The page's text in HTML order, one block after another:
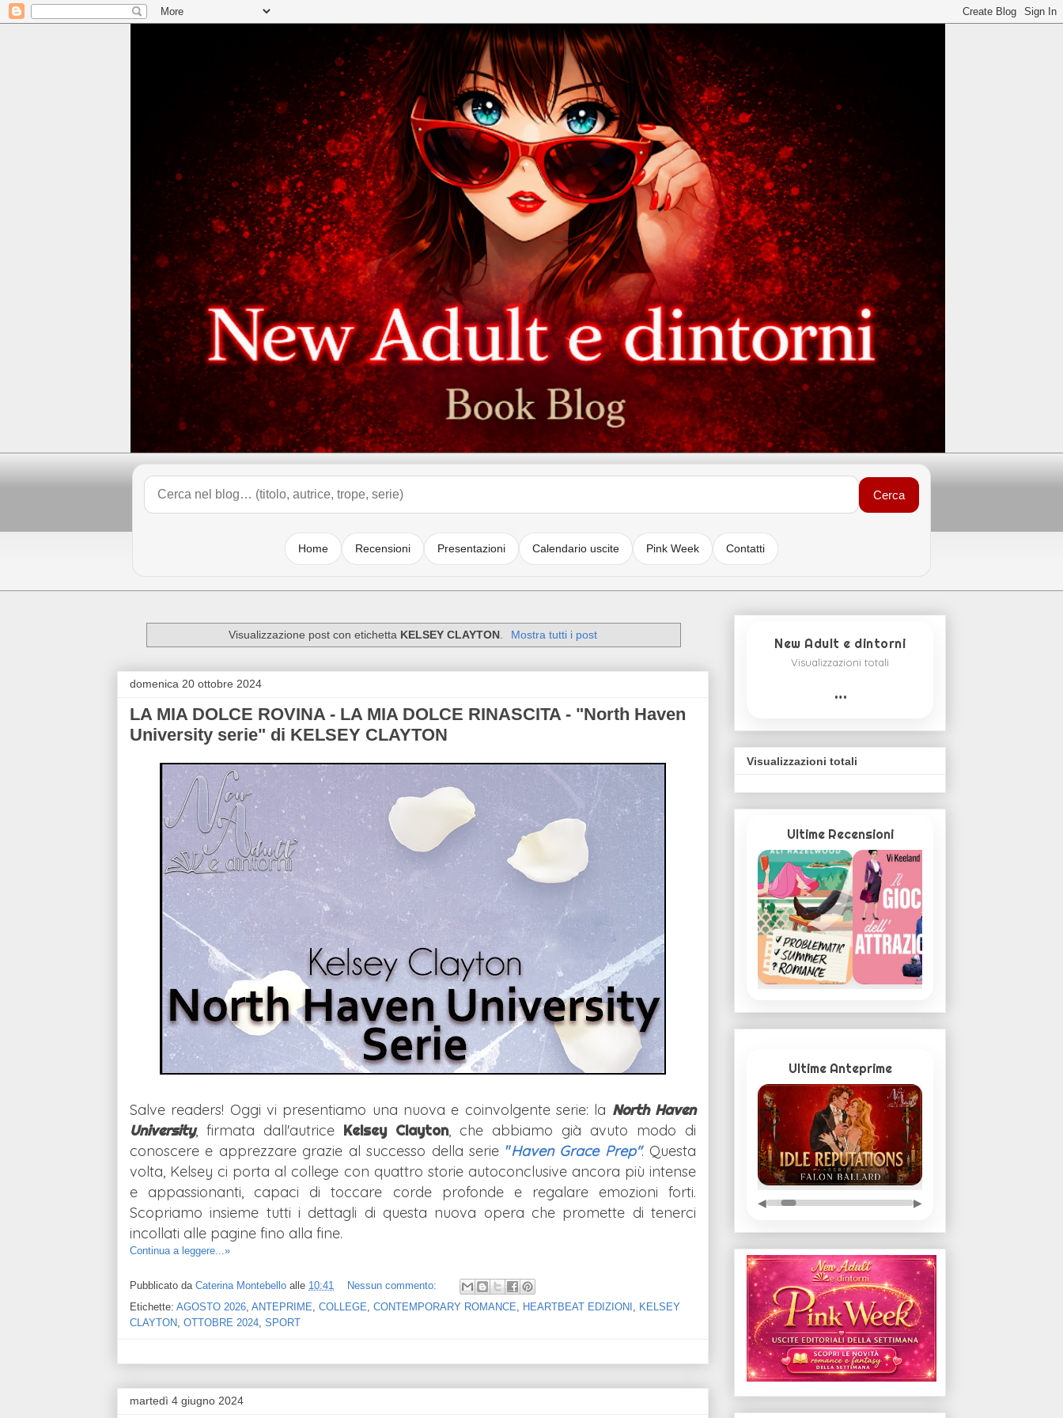
Cerca
Home Recensioni Presentazioni Calendario uscite Pink Week Contatti
Visualizzazione post con etichetta KELSEY CLAYTON Mostra tutti i post
domenica 20 ottobre 2024
LA MIA DOLCE ROVINA - LA MIA DOLCE RINASCITA - "North Haven
University serie" di KELSEY CLAYTON
Salve readers! Oggi vi presentiamo una nuova e coinvolgente serie: la North Haven
University, firmata dall'autrice Kelsey Clayton, che abbiamo già avuto modo di
conoscere e apprezzare grazie al successo della serie "Haven Grace Prep". Questa
volta, Kelsey ci porta al college con quattro storie autoconclusive ancora più intense
e appassionanti, capaci di toccare corde profonde e regalare emozioni forti.
Scopriamo insieme tutti i dettagli di questa nuova opera che promette di tenerci
incollati alle pagine fino alla fine.
Continua a leggere...»
Pubblicato da Caterina Montebello alle 10:41
Nessun commento:
Etichette: AGOSTO 2026 ANTEPRIME COLLEGE CONTEMPORARY ROMANCE HEARTBEAT EDIZIONI
KELSEY
CLAYTON OTTOBRE 2024 SPORT
martedì 4 giugno 2024
New Adult e dintorni
Visualizzazioni totali
…
Visualizzazioni totali
Ultime Recensioni
Ultime Anteprime
◀ ▶